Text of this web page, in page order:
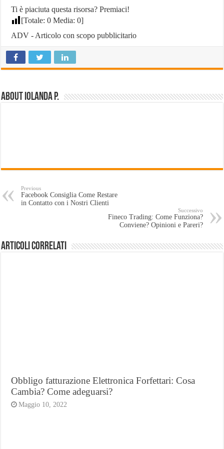
Ti è piaciuta questa risorsa? Premiaci!
[Totale:0 Media:0]
ADV - Articolo con scopo pubblicitario
About Iolanda P.
Previous
Facebook Consiglia Come Restare
in Contatto con i Nostri Clienti
Successivo
Fineco Trading: Come Funziona?
Conviene? Opinioni e Pareri?
Articoli Correlati
Obbligo fatturazione Elettronica Forfettari: Cosa
Cambia? Come adeguarsi?
Maggio 10, 2022